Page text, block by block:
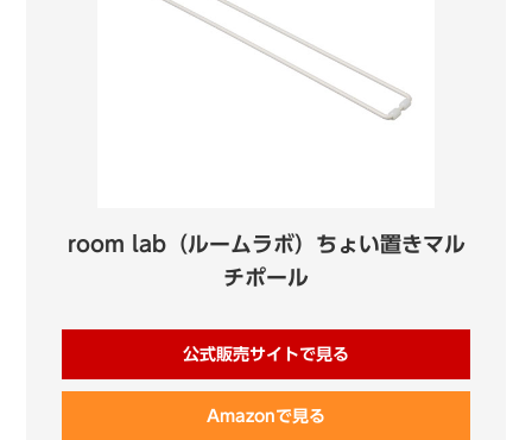
room lab（ルームラボ）ちょい置きマル
チポール
公式販売サイトで見る
Amazonで見る